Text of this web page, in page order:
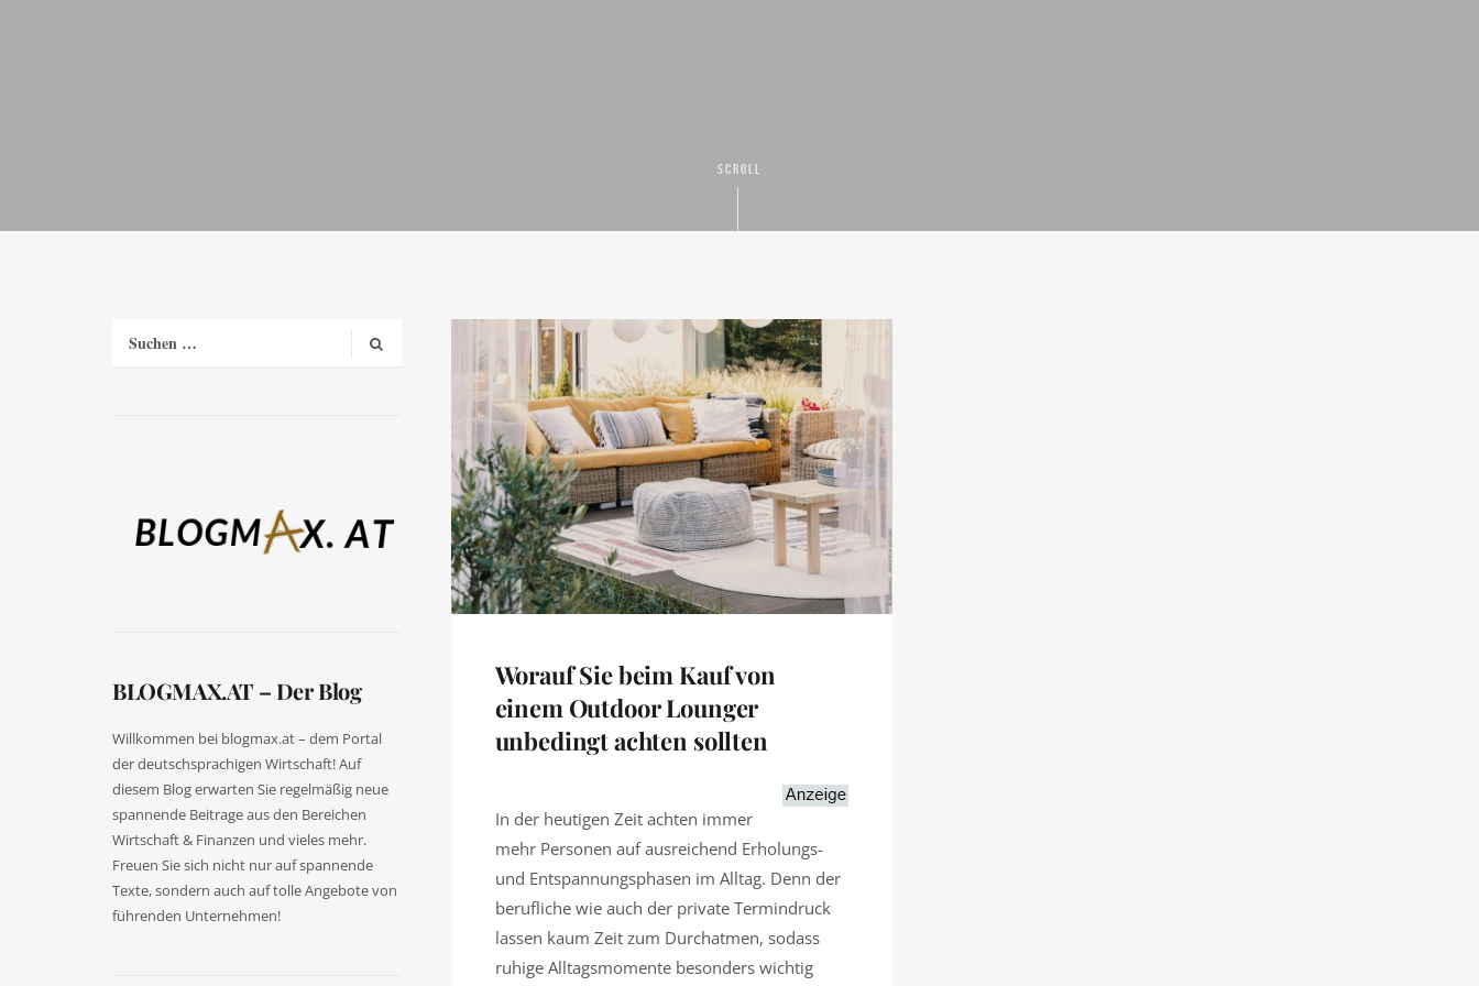
SCROLL
BLOGMAX.AT – Der Blog
Willkommen bei blogmax.at – dem Portal
der deutschsprachigen Wirtschaft! Auf
diesem Blog erwarten Sie regelmäßig neue
spannende Beitrage aus den Bereichen
Wirtschaft & Finanzen und vieles mehr.
Freuen Sie sich nicht nur auf spannende
Texte, sondern auch auf tolle Angebote von
führenden Unternehmen!
Worauf Sie beim Kauf von
einem Outdoor Lounger
unbedingt achten sollten
In der heutigen Zeit achten immer
mehr Personen auf ausreichend Erholungs-
und Entspannungsphasen im Alltag. Denn der
berufliche wie auch der private Termindruck
lassen kaum Zeit zum Durchatmen, sodass
ruhige Alltagsmomente besonders wichtig